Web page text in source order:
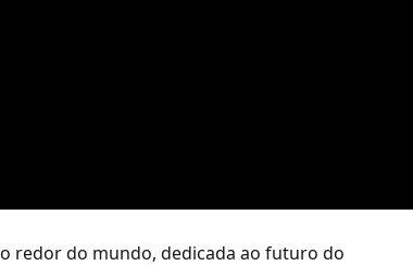
redor do mundo, dedicada ao futuro do